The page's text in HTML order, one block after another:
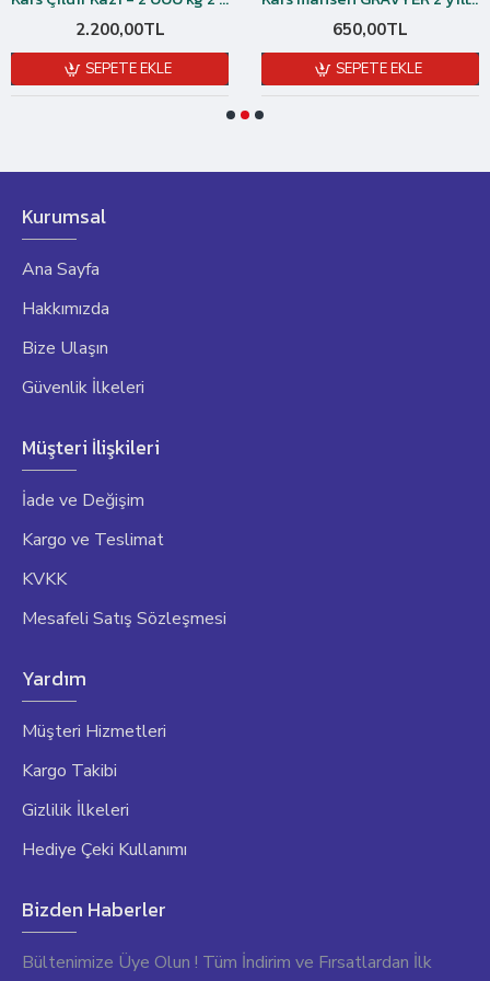
2.200,00TL
SEPETE EKLE
650,00TL
SEPETE EKLE
Kurumsal
Ana Sayfa
Hakkımızda
Bize Ulaşın
Güvenlik İlkeleri
Müşteri İlişkileri
İade ve Değişim
Kargo ve Teslimat
KVKK
Mesafeli Satış Sözleşmesi
Yardım
Müşteri Hizmetleri
Kargo Takibi
Gizlilik İlkeleri
Hediye Çeki Kullanımı
Bizden Haberler
Bültenimize Üye Olun ! Tüm İndirim ve Fırsatlardan İlk